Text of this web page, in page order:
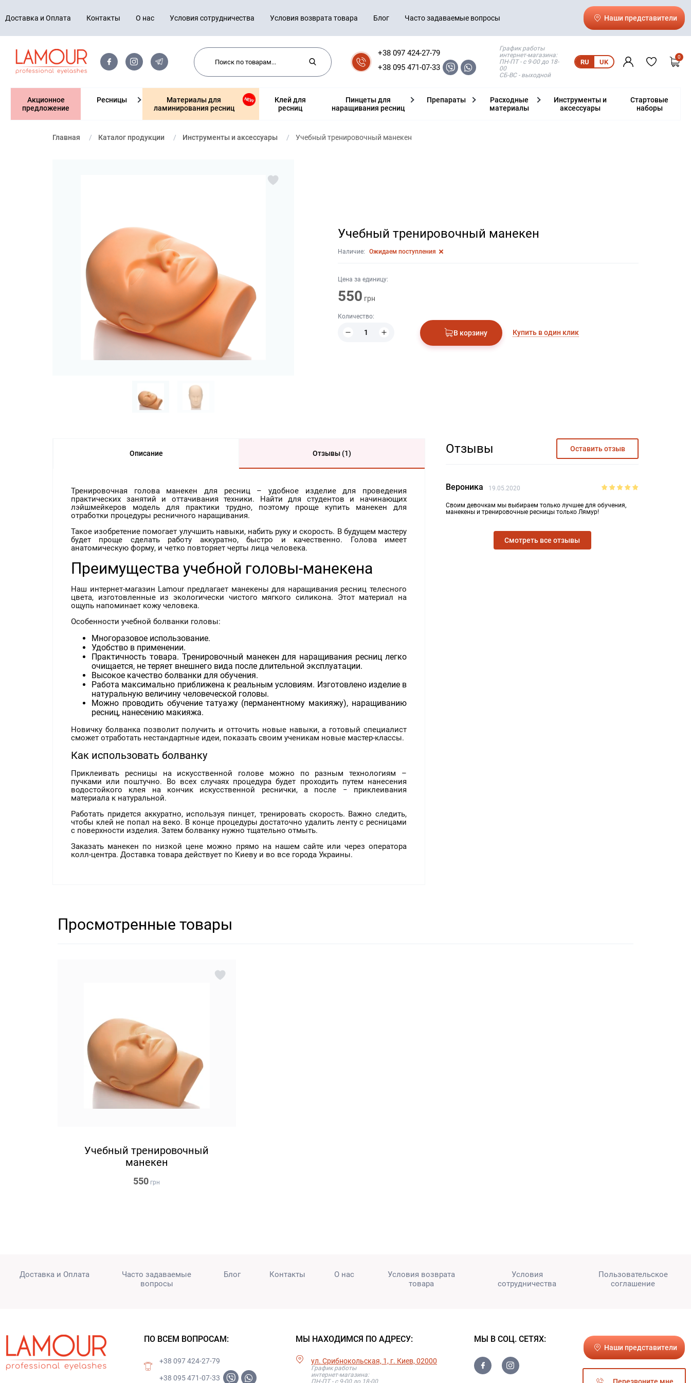
Доставка и Оплата Контакты О нас Условия сотрудничества Условия возврата товара Блог Часто задаваемые вопросы Наши представители
+38 097 424-27-79
+38 095 471-07-33
График работы
интернет-магазина:
ПН-ПТ - с 9-00 до 18-
00
СБ-ВС - выходной
RU UK
0
Акционное
предложение
Ресницы
Материалы для
ламинирования ресниц
Клей для
ресниц
Пинцеты для
наращивания ресниц
Препараты
Расходные
материалы
Инструменты и
аксессуары
Стартовые
наборы
Главная Каталог продукции Инструменты и аксессуары Учебный тренировочный манекен
Учебный тренировочный манекен
Наличие: Ожидаем поступления
Цена за единицу:
550 грн
Количество:
В корзину Купить в один клик
Описание Отзывы (1)
Тренировочная голова манекен для ресниц – удобное изделие для проведения
практических занятий и оттачивания техники. Найти для студентов и начинающих
лэйшмейкеров модель для практики трудно, поэтому проще купить манекен для
отработки процедуры ресничного наращивания.
Такое изобретение помогает улучшить навыки, набить руку и скорость. В будущем мастеру
будет проще сделать работу аккуратно, быстро и качественно. Голова имеет
анатомическую форму, и четко повторяет черты лица человека.
Преимущества учебной головы-манекена
Наш интернет-магазин Lamour предлагает манекены для наращивания ресниц телесного
цвета, изготовленные из экологически чистого мягкого силикона. Этот материал на
ощупь напоминает кожу человека.
Особенности учебной болванки головы:
Многоразовое использование.
Удобство в применении.
Практичность товара. Тренировочный манекен для наращивания ресниц легко
очищается, не теряет внешнего вида после длительной эксплуатации.
Высокое качество болванки для обучения.
Работа максимально приближена к реальным условиям. Изготовлено изделие в
натуральную величину человеческой головы.
Можно проводить обучение татуажу (перманентному макияжу), наращиванию
ресниц, нанесению макияжа.
Новичку болванка позволит получить и отточить новые навыки, а готовый специалист
сможет отработать нестандартные идеи, показать своим ученикам новые мастер-классы.
Как использовать болванку
Приклеивать ресницы на искусственной голове можно по разным технологиям –
пучками или поштучно. Во всех случаях процедура будет проходить путем нанесения
водостойкого клея на кончик искусственной реснички, а после − приклеивания
материала к натуральной.
Работать придется аккуратно, используя пинцет, тренировать скорость. Важно следить,
чтобы клей не попал на веко. В конце процедуры достаточно удалить ленту с ресницами
с поверхности изделия. Затем болванку нужно тщательно отмыть.
Заказать манекен по низкой цене можно прямо на нашем сайте или через оператора
колл-центра. Доставка товара действует по Киеву и во все города Украины.
Своим девочкам мы выбираем только лучшее для обучения, манекены и тренировочные ресницы только Лямур!
Отзывы Оставить отзыв
Вероника 19.05.2020
Своим девочкам мы выбираем только лучшее для обучения,
манекены и тренировочные ресницы только Лямур!
Смотреть все отзывы
Просмотренные товары
Учебный тренировочный
манекен
550 грн
Доставка и Оплата
Часто задаваемые
вопросы
Блог Контакты О нас
Условия возврата
товара
Условия
сотрудничества
Пользовательское
соглашение
ПО ВСЕМ ВОПРОСАМ:
+38 097 424-27-79
+38 095 471-07-33
МЫ НАХОДИМСЯ ПО АДРЕСУ:
ул. Срибнокольская, 1, г. Киев, 02000
График работы
интернет-магазина:
ПН-ПТ - с 9-00 до 18-00
МЫ В СОЦ. СЕТЯХ:
Наши представители